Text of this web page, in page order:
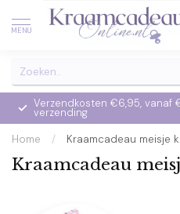
MENU
Verzendkosten €6,95, vanaf
verzending
Home / Kraamcadeau meisje
Kraamcadeau